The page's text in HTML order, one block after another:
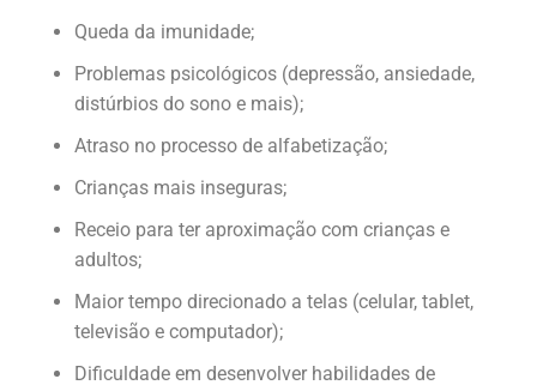
Queda da imunidade;
Problemas psicológicos (depressão, ansiedade,
distúrbios do sono e mais);
Atraso no processo de alfabetização;
Crianças mais inseguras;
Receio para ter aproximação com crianças e
adultos;
Maior tempo direcionado a telas (celular, tablet,
televisão e computador);
Dificuldade em desenvolver habilidades de